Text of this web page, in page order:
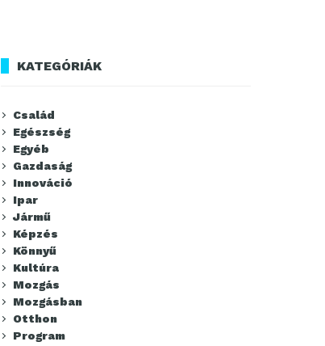
KATEGÓRIÁK
Család
Egészség
Egyéb
Gazdaság
Innováció
Ipar
Jármű
Képzés
Könnyű
Kultúra
Mozgás
Mozgásban
Otthon
Program